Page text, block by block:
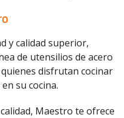
y calidad superior,
de utensilios de acero
disfrutan cocinar
su cocina.
Maestro te ofrece